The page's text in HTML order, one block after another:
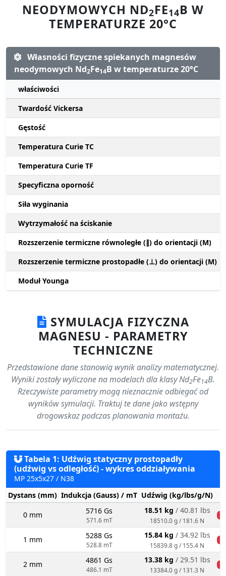
NEODYMOWYCH ND2FE14B W
TEMPERATURZE 20°C
Własności fizyczne spiekanych magnesów
neodymowych Nd2Fe14B w temperaturze 20°C
właściwości
Twardość Vickersa
Gęstość
Temperatura Curie TC
Temperatura Curie TF
Specyficzna oporność
Siła wyginania
Wytrzymałość na ściskanie
Rozszerzenie termiczne równoległe (∥) do orientacji (M)
Rozszerzenie termiczne prostopadłe (⊥) do orientacji (M)
Moduł Younga
SYMULACJA FIZYCZNA
MAGNESU - PARAMETRY
TECHNICZNE
Przedstawione dane stanowią wynik analizy matematycznej.
Wyniki zostały wyliczone na modelach dla klasy Nd2Fe14B.
Rzeczywiste parametry mogą nieznacznie odbiegać od
wyników symulacji. Traktuj te dane jako wstępny
drogowskaz podczas planowania montażu.
Tabela 1: Udźwig statyczny prostopadły
(udźwig vs odległość) - wykres oddziaływania
MP 25x5x27 / N38
Dystans (mm) Indukcja (Gauss) / mT Udźwig (kg/lbs/g/N)
0 mm 5716 Gs
571.6 mT
18.51 kg / 40.81 lbs
18510.0 g / 181.6 N
1 mm 5288 Gs
528.8 mT
15.84 kg / 34.92 lbs
15839.8 g / 155.4 N
2 mm 4861 Gs
486.1 mT
13.38 kg / 29.51 lbs
13384.0 g / 131.3 N